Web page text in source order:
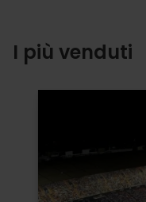
I più venduti